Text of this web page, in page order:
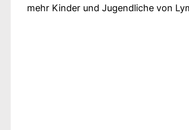
mehr Kinder und Jugendliche von